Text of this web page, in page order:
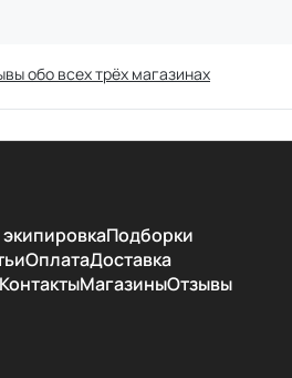
обо всех трёх магазинах
Подборки
ОплатаДоставка
КонтактыМагазиныОтзывы